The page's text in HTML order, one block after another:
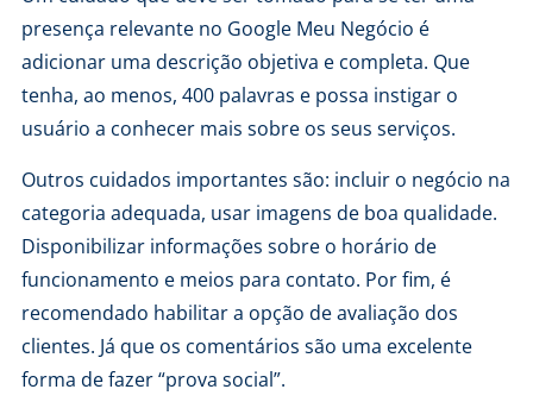
presença relevante no Google Meu Negócio é
adicionar uma descrição objetiva e completa. Que
tenha, ao menos, 400 palavras e possa instigar o
usuário a conhecer mais sobre os seus serviços.
Outros cuidados importantes são: incluir o negócio na
categoria adequada, usar imagens de boa qualidade.
Disponibilizar informações sobre o horário de
funcionamento e meios para contato. Por fim, é
recomendado habilitar a opção de avaliação dos
clientes. Já que os comentários são uma excelente
forma de fazer “prova social”.